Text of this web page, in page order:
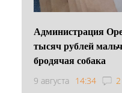
Администрация
тысяч рублей
бродячая собака
9 августа 14:34 2